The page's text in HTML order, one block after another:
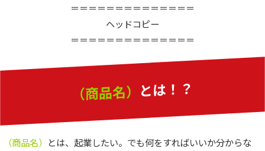
＝＝＝＝＝＝＝＝＝＝＝＝＝＝
ヘッドコピー
＝＝＝＝＝＝＝＝＝＝＝＝＝＝
（商品名） とは！？
（商品名） とは、起業したい。でも何をすればいいか分からな